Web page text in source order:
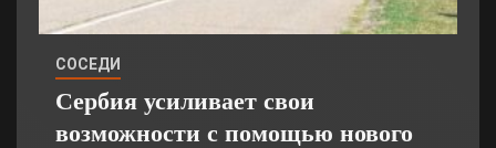
СОСЕДИ
Сербия усиливает свои
возможности с помощью нового